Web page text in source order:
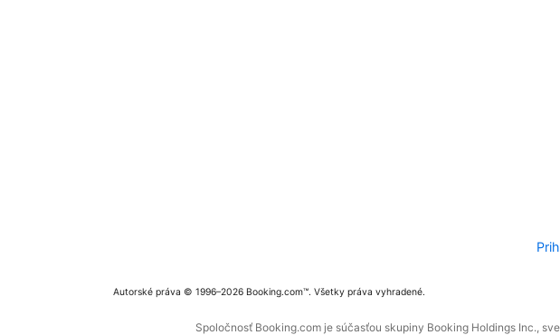
Autorské práva © 1996–2026 Booking.com™. Všetky práva vyhradené.
Spoločnosť Booking.com je súčasťou skupiny Booking Holdings Inc.,